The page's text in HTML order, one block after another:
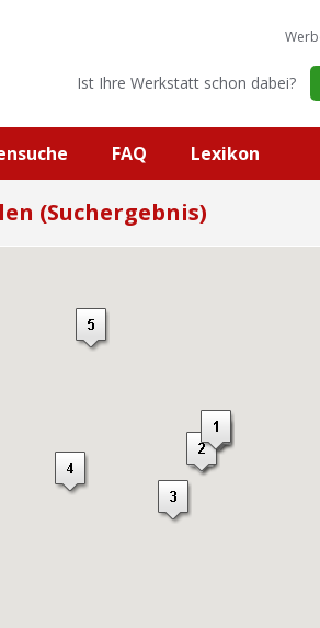
Ist Ihre Werkstatt schon dabei?
FAQ Lexikon
(Suchergebnis)